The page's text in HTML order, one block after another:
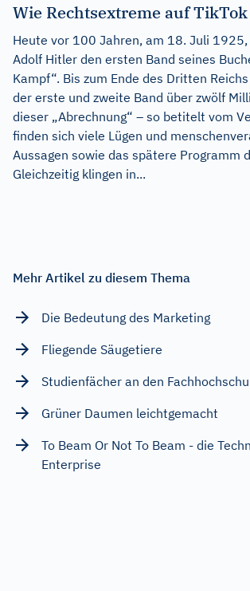
Wie Rechtsextreme auf
Heute vor 100 Jahren, am 18. Juli
Adolf Hitler den ersten Band seines
Kampf“. Bis zum Ende des Dritten
der erste und zweite Band über zwölf
dieser „Abrechnung“ – so betitelt vom
finden sich viele Lügen und
Aussagen sowie das spätere Programm
Gleichzeitig klingen in...
Mehr Artikel zu diesem Thema
Die Bedeutung des Marketing
Fliegende Säugetiere
Studienfächer an den
Grüner Daumen leichtgemacht
To Beam Or Not To Beam - die
Enterprise